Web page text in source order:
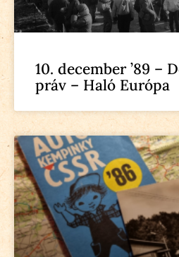
10. december ’89 –
práv – Haló Európa